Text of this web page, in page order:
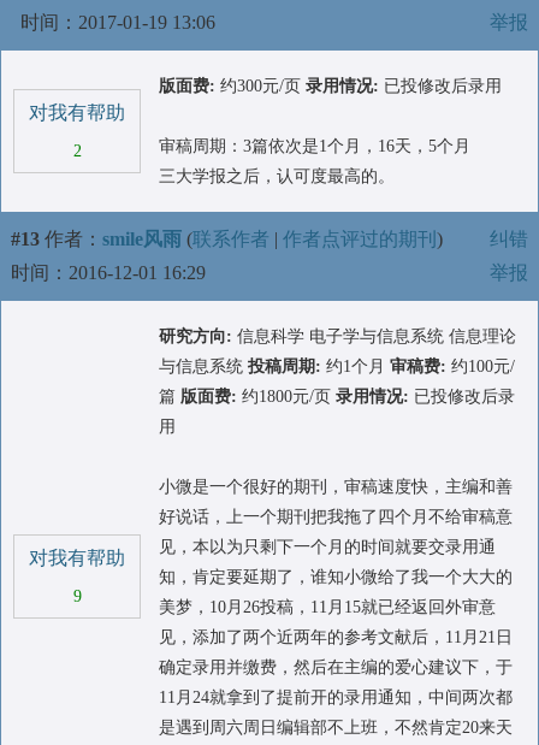
时间：2017-01-19 13:06
举报
对我有帮助
2
版面费: 约300元/页 录用情况: 已投修改后录用
审稿周期：3篇依次是1个月，16天，5个月
三大学报之后，认可度最高的。
#13 作者： smile风雨 (联系作者 | 作者点评过的期刊 )
时间：2016-12-01 16:29
纠错
举报
对我有帮助
9
研究方向: 信息科学 电子学与信息系统 信息理论
与信息系统 投稿周期: 约1个月 审稿费: 约100元/
篇 版面费: 约1800元/页 录用情况: 已投修改后录
用
小微是一个很好的期刊，审稿速度快，主编和善
好说话，上一个期刊把我拖了四个月不给审稿意
见，本以为只剩下一个月的时间就要交录用通
知，肯定要延期了，谁知小微给了我一个大大的
美梦，10月26投稿，11月15就已经返回外审意
见，添加了两个近两年的参考文献后，11月21日
确定录用并缴费，然后在主编的爱心建议下，于
11月24就拿到了提前开的录用通知，中间两次都
是遇到周六周日编辑部不上班，不然肯定20来天